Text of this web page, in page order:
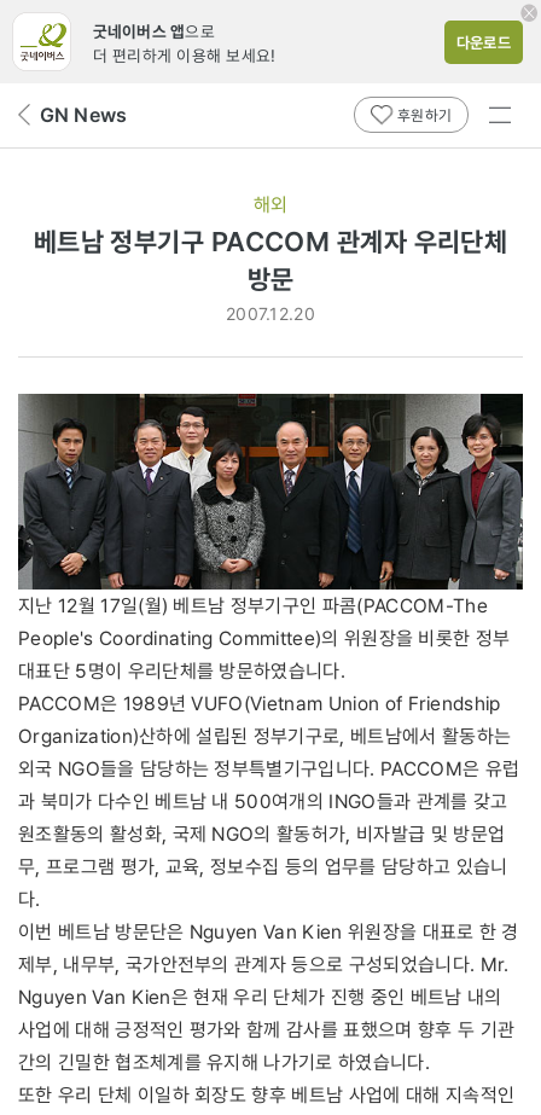
굿네이버스 앱으로
더 편리하게 이용해 보세요!
다운로드
뒤 GN News 후원하기
전체
해외
베트남 정부기구 PACCOM 관계자 우리단체
방문
2007.12.20
지난 12월 17일(월) 베트남 정부기구인 파콤(PACCOM-The
People's Coordinating Committee)의 위원장을 비롯한 정부
대표단 5명이 우리단체를 방문하였습니다.
PACCOM은 1989년 VUFO(Vietnam Union of Friendship
Organization)산하에 설립된 정부기구로, 베트남에서 활동하는
외국 NGO들을 담당하는 정부특별기구입니다. PACCOM은 유럽
과 북미가 다수인 베트남 내 500여개의 INGO들과 관계를 갖고
원조활동의 활성화, 국제 NGO의 활동허가, 비자발급 및 방문업
무, 프로그램 평가, 교육, 정보수집 등의 업무를 담당하고 있습니
다.
이번 베트남 방문단은 Nguyen Van Kien 위원장을 대표로 한 경
제부, 내무부, 국가안전부의 관계자 등으로 구성되었습니다. Mr.
Nguyen Van Kien은 현재 우리 단체가 진행 중인 베트남 내의
사업에 대해 긍정적인 평가와 함께 감사를 표했으며 향후 두 기관
간의 긴밀한 협조체계를 유지해 나가기로 하였습니다.
또한 우리 단체 이일하 회장도 향후 베트남 사업에 대해 지속적인